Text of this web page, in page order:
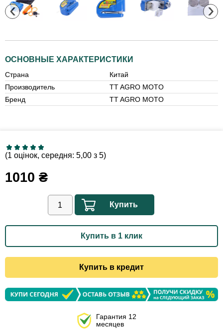
‹ ›
ОСНОВНЫЕ ХАРАКТЕРИСТИКИ
Страна
Китай
Производитель
TT AGRO MOTO
Бренд
TT AGRO MOTO
(1 оцінок, середня: 5,00 з 5)
1010 ₴
Купить
Купить в 1 клик
Купить в кредит
Гарантия 12
месяцев